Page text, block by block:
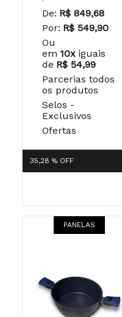
De: R$ 849,68
Por: R$ 549,90
Ou
em 10x iguais
de R$ 54,99
Parcerias todos
os produtos
Selos -
Exclusivos
Ofertas
35,28 % OFF
PANELAS